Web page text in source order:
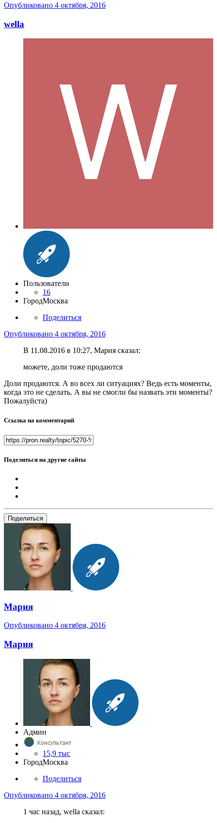
Опубликовано 4 октября, 2016
wella
Пользователи
16
ГородМосква
Поделиться
Опубликовано 4 октября, 2016
В 11.08.2016 в 10:27, Мария сказал:
можете, доли тоже продаются
Доли продаются. А во всех ли ситуациях? Ведь есть моменты,
когда это не сделать. А вы не смогли бы назвать эти моменты?
Пожалуйста)
Ссылка на комментарий
Поделиться на другие сайты
Поделиться
Мария
Опубликовано 4 октября, 2016
Мария
Админ
15,9 тыс
ГородМосква
Поделиться
Опубликовано 4 октября, 2016
1 час назад, wella сказал: